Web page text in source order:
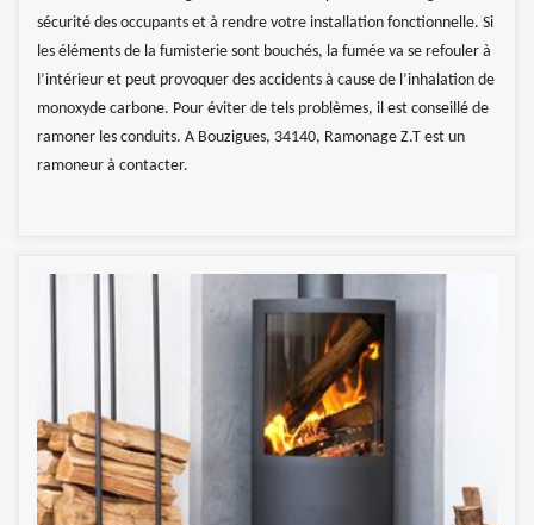
sécurité des occupants et à rendre votre installation fonctionnelle. Si
les éléments de la fumisterie sont bouchés, la fumée va se refouler à
l’intérieur et peut provoquer des accidents à cause de l’inhalation de
monoxyde carbone. Pour éviter de tels problèmes, il est conseillé de
ramoner les conduits. A Bouzigues, 34140, Ramonage Z.T est un
ramoneur à contacter.